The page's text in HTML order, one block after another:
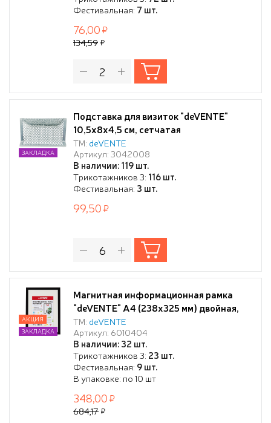
Фестивальная: 7 шт.
76,00
134,59
Подставка для визиток "deVENTE"
10,5x8x4,5 см, сетчатая
металлическая, серая
ТМ: deVENTE
Артикул: 3042008
В наличии: 119 шт.
Трикотажников 3: 116 шт.
Фестивальная: 3 шт.
ЗАКЛАДКА
99,50
Магнитная информационная рамка
"deVENTE" А4 (238x325 мм) двойная,
черная, 3 шт в упаковке ПВХ 300 мкм
"апельсиновая корка" не остаются
отпечатки пальцев, для любых гладких
поверхностей, подходит для
окрашенных стен, горизонтальное и
вертикальное испо
ТМ: deVENTE
Артикул: 6010404
В наличии: 32 шт.
Трикотажников 3: 23 шт.
Фестивальная: 9 шт.
В упаковке: по 10 шт
АКЦИЯ
ЗАКЛАДКА
348,00
684,17